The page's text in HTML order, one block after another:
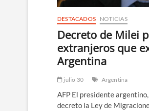
DESTACADOS NOTICIAS
Decreto de Milei
extranjeros que
Argentina
julio 30 Argentina
AFP El presidente
decreto la Ley de